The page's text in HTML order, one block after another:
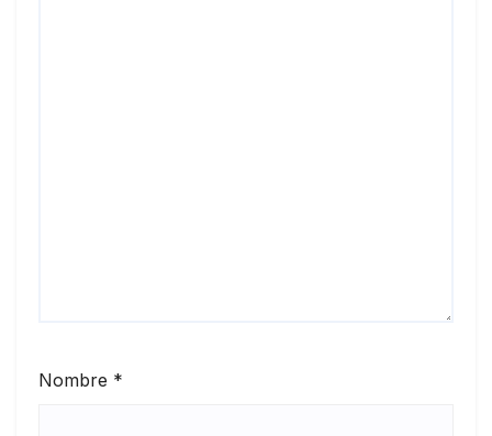
Nombre *